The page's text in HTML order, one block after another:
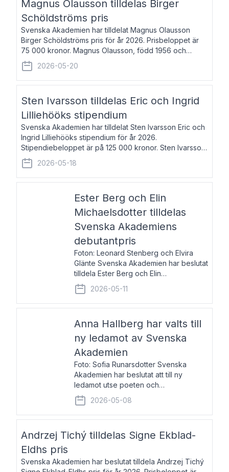
Magnus Olausson tilldelas Birger
Schöldströms pris
Svenska Akademien har tilldelat Magnus Olausson
Birger Schöldströms pris för år 2026. Prisbeloppet är
75 000 kronor. Magnus Olausson, född 1956 och
bosatt i Stockholm, är konstvetare, museiman och
hovman. Han disputerade 1993 vid Uppsala un
2026-05-20
Sten Ivarsson tilldelas Eric och Ingrid
Lilliehööks stipendium
Svenska Akademien har tilldelat Sten Ivarsson Eric och
Ingrid Lilliehööks stipendium för år 2026.
Stipendiebeloppet är på 125 000 kronor. Sten Ivarsson,
född 1979, är mediateksamordnare vid
Söderslättsgymnasiet i Trelleborg. Här har han på
2026-05-18
Ester Berg och Elin
Michaelsdotter tilldelas
Svenska Akademiens
debutantpris
Foton: Leonard Stenberg och Elvira
Glänte Svenska Akademien har beslutat
tilldela Ester Berg och Elin
Michaelsdotter Svenska Akademiens
debutantpris för år 2026. Priset är
nyinstiftat och syftar till att lyfta fram
2026-05-11
Anna Hallberg har valts till
ny ledamot av Svenska
Akademien
Foto: Sofia Runarsdotter Svenska
Akademien har beslutat att till ny
ledamot utse poeten och
litteraturkritikern Anna Hallberg. Hon
efterträder poeten Tua Forsström på
stol 18 och kommer att ta sitt inträde vid
2026-05-08
Andrzej Tichý tilldelas Signe Ekblad-
Eldhs pris
Svenska Akademien har beslutat tilldela Andrzej Tichý